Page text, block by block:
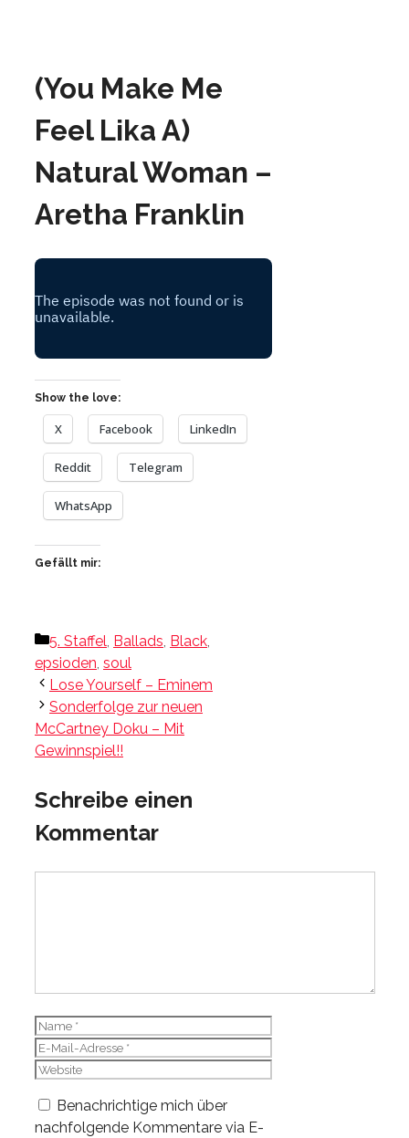
(You Make Me
Feel Lika A)
Natural Woman –
Aretha Franklin
Show the love:
X Facebook LinkedIn
Reddit Telegram
WhatsApp
Gefällt mir:
Kategorien
5. Staffel, Ballads, Black,
epsioden, soul
Lose Yourself – Eminem
Sonderfolge zur neuen
McCartney Doku – Mit
Gewinnspiel!!
Schreibe einen
Kommentar
Name
E-
Mail-
Website
Benachrichtige mich über
nachfolgende Kommentare via E-